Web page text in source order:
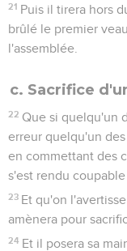
21 Puis il tirera hors
brûlé le premier
l'assemblée.
c. Sacrifice
22 Que si quelqu'un
erreur quelqu'un
en commettant des
s'est rendu coupable
23 Et qu'on
amènera pour
24 Et il posera sa